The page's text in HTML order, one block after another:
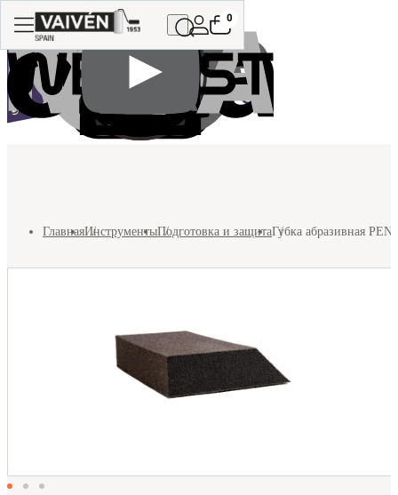
0
ГлавнаяИнструментыПодготовка и защитаГубка абразивная